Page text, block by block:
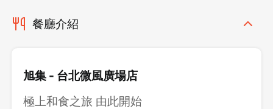
餐廳介紹
旭集 - 台北微風廣場店
極上和食之旅 由此開始